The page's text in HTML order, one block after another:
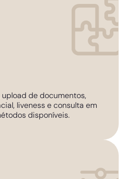
de documentos,
liveness e consulta em
disponíveis.